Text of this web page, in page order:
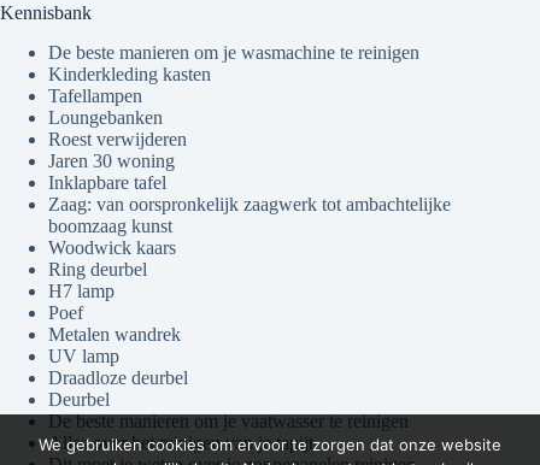
Kennisbank
De beste manieren om je wasmachine te reinigen
Kinderkleding kasten
Tafellampen
Loungebanken
Roest verwijderen
Jaren 30 woning
Inklapbare tafel
Zaag: van oorspronkelijk zaagwerk tot ambachtelijke
boomzaag kunst
Woodwick kaars
Ring deurbel
H7 lamp
Poef
Metalen wandrek
UV lamp
Draadloze deurbel
Deurbel
De beste manieren om je vaatwasser te reinigen
Alles over het reinigen van je tapijt
We gebruiken cookies om ervoor te zorgen dat onze website